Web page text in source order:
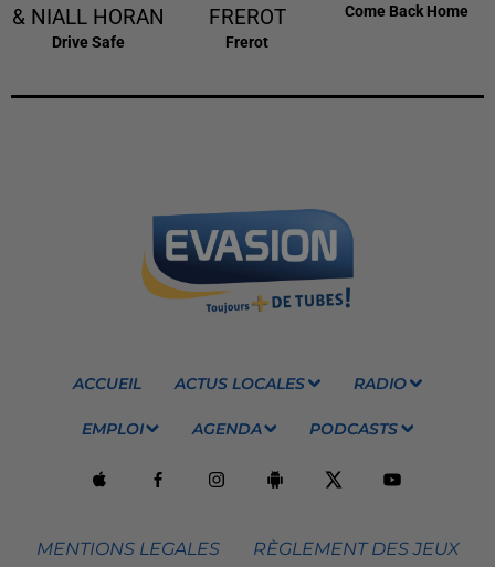
& NIALL HORAN
Drive Safe
FREROT
Frerot
Come Back Home
ACCUEIL ACTUS LOCALES RADIO
EMPLOI AGENDA PODCASTS
MENTIONS LEGALES RÈGLEMENT DES JEUX